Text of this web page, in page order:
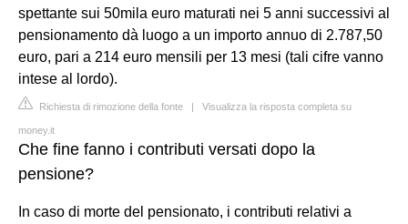
spettante sui 50mila euro maturati nei 5 anni successivi al
pensionamento dà luogo a un importo annuo di 2.787,50
euro, pari a 214 euro mensili per 13 mesi (tali cifre vanno
intese al lordo).
Richiesta di rimozione della fonte | Visualizza la risposta completa su
money.it
Che fine fanno i contributi versati dopo la
pensione?
In caso di morte del pensionato, i contributi relativi a